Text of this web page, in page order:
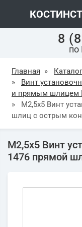
8
по
Главная » Каталог
»
Винт
и прямым шлицем
»
М2,5х5 Винт
шлиц с острым
М2,5х5 Винт
1476 прямой